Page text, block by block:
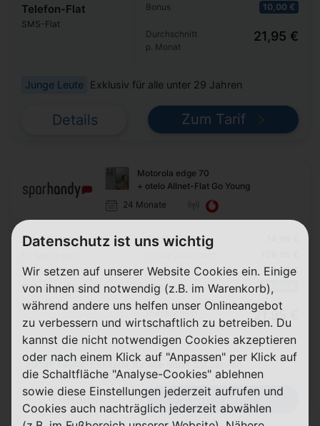
Telefon-Flat
SMS-Flat
Bonus
10,00 €
Durchschnitt
p. Monat
21,95 €
Junge Leute Exklusiv für alle unter 29 Jahren
Details Zum Tarif
Motorola edge 70
+ otelo Allnet-Flat Go Young
24 Monate
30 GB 5G
Telefon-Flat
SMS-Flat
Pro Monat
Einmalig
Bonus
46,98 €
10,00 €
Durchschnitt
p. Monat
21,95 €
Junge Leute Exklusiv für alle unter 29 Jahren
Details Zum Tarif
Datenschutz ist uns wichtig
Wir setzen auf unserer Website Cookies ein. Einige
von ihnen sind notwendig (z.B. im Warenkorb),
während andere uns helfen unser Onlineangebot
zu verbessern und wirtschaftlich zu betreiben. Du
kannst die nicht notwendigen Cookies akzeptieren
oder nach einem Klick auf "Anpassen" per Klick auf
die Schaltfläche "Analyse-Cookies" ablehnen
sowie diese Einstellungen jederzeit aufrufen und
Cookies auch nachträglich jederzeit abwählen